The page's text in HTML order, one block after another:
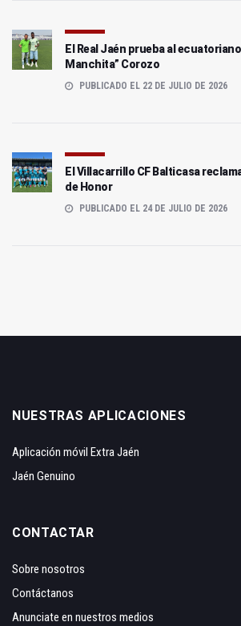
El Real Jaén prueba al
Manchita” Corozo
PUBLICADO EL 22 DE JULIO DE 2026
El Villacarrillo CF Balticasa
de Honor
PUBLICADO EL 24 DE JULIO DE 2026
NUESTRAS APLICACIONES
Aplicación móvil Extra Jaén
Jaén Genuino
CONTACTAR
Sobre nosotros
Contáctanos
Anunciate en nuestros medios